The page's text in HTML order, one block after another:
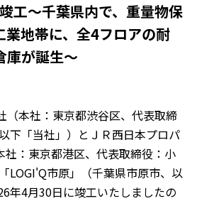
竣工～千葉県内で、重量物保
業地帯に、全4フロアの耐
庫が誕生～
本社：東京都渋谷区、代表取締
下「当社」）とＪＲ西日本プロパ
社：東京都港区、代表取締役：小
LOGI'Q市原」（千葉県市原市、以
年4月30日に竣工いたしましたの